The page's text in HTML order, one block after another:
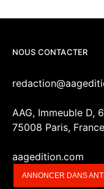
NOUS CONTACTER
AAG, Immeuble D,
75008 Paris, France
aagedition.com
ANNONCER DANS